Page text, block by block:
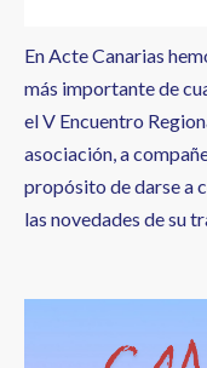
En Acte Canarias
más importante de
el V Encuentro
asociación, a
propósito de darse a
las novedades de su